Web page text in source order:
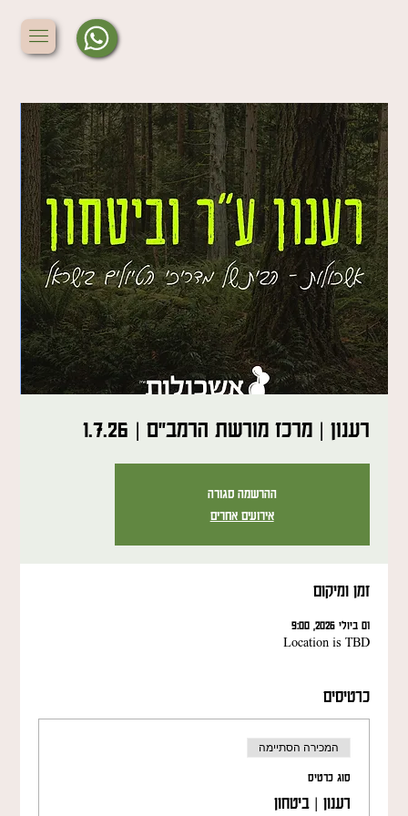
רענון | מרכז מורשת הרמב"ם | 1.7.26
ההרשמה סגורה
אירועים אחרים
זמן ומיקום
01 ביולי 2026, 9:00
Location is TBD
כרטיסים
המכירה הסתיימה
סוג כרטיס
רענון | ביטחון